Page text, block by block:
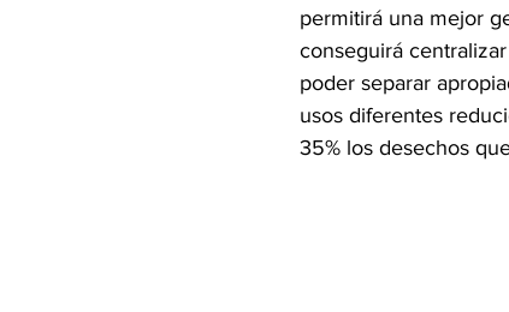
permitirá una mejor
conseguirá
poder separar
usos diferentes
35% los desechos